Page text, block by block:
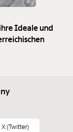
Ideale und
X (Twitter)